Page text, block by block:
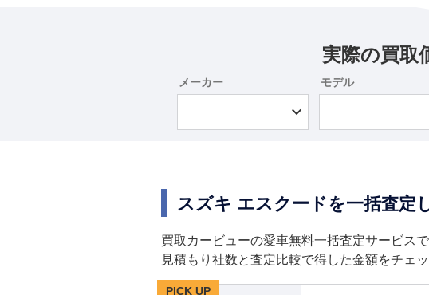
実際の買取
メーカー モデル
スズキ エスクードを一括査定
買取カービューの愛車無料一括査定サービス
見積もり社数と査定比較で得した金額をチェ
PICK UP